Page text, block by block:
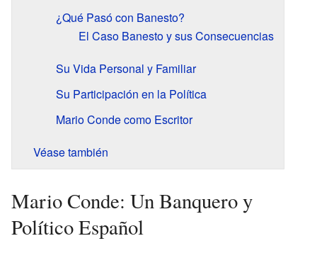
¿Qué Pasó con Banesto?
El Caso Banesto y sus Consecuencias
Su Vida Personal y Familiar
Su Participación en la Política
Mario Conde como Escritor
Véase también
Mario Conde: Un Banquero y
Político Español